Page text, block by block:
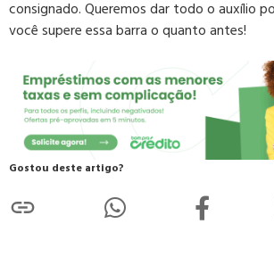
consignado. Queremos dar todo o auxílio
você supere essa barra o quanto antes!
Gostou deste artigo?